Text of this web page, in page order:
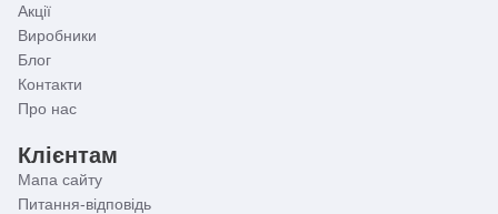
Акції
Виробники
Блог
Контакти
Про нас
Клієнтам
Мапа сайту
Питання-відповідь